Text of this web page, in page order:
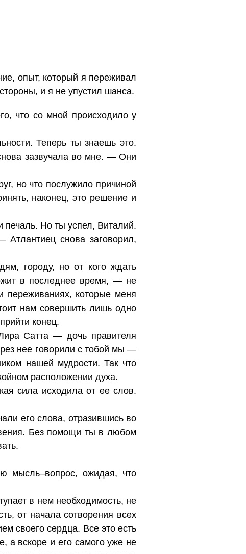
опыт, который я переживал
и я не упустил шанса.
что со мной происходило у
Теперь ты знаешь это.
зазвучала во мне. — Они
но что послужило причиной
наконец, это решение и
печаль. Но ты успел, Виталий.
снова заговорил,
городу, но от кого ждать
в последнее время, — не
переживаниях, которые меня
нам совершить лишь одно
конец.
Сатта — дочь правителя
нее говорили с тобой мы —
нашей мудрости. Так что
расположении духа.
сила исходила от ее слов.
его слова, отразившись во
Без помощи ты в любом
ожидая, что
в нем необходимость, не
от начала сотворения всех
своего сердца. Все это есть
а вскоре и его самого уже не